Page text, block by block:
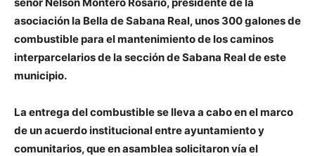
asociación la Bella de Sabana Real, unos 300 galones de
combustible para el mantenimiento de los caminos
interparcelarios de la sección de Sabana Real de este
municipio.
La entrega del combustible se lleva a cabo en el marco
de un acuerdo institucional entre ayuntamiento y
comunitarios, que en asamblea solicitaron vía el